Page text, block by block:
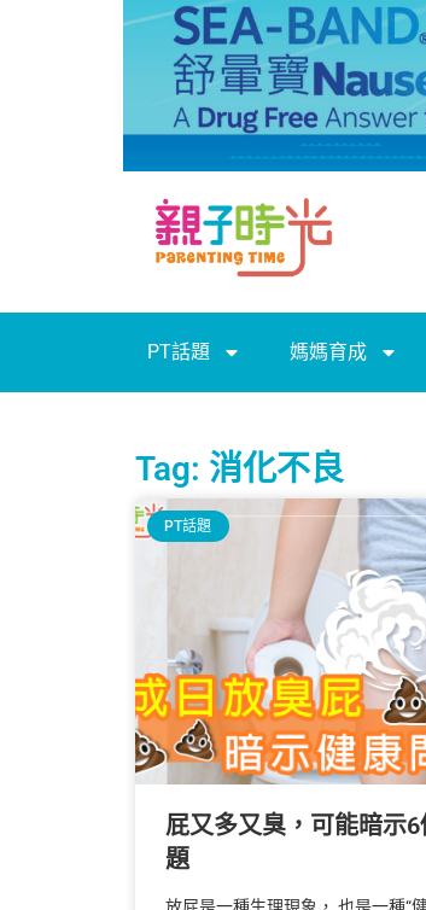
PT話題 媽媽育成
Tag: 消化不良
PT話題
屁又多又臭，可能暗示6
題